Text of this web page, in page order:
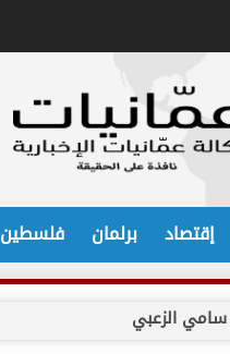
إقتصاد برلمان فلسطين
الزعبي